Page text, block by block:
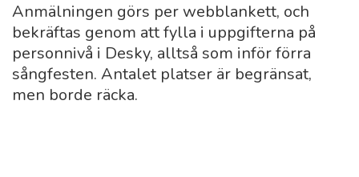
Anmälningen görs per webblankett, och
bekräftas genom att fylla i uppgifterna på
personnivå i Desky, alltså som inför förra
sångfesten. Antalet platser är begränsat,
men borde räcka.